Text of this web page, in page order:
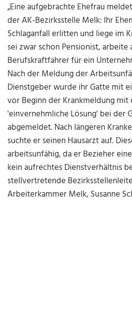
„Eine aufgebrachte Ehefrau
der AK-Bezirksstelle Melk: Ihr
Schlaganfall erlitten und liege im
sei zwar schon Pensionist, arbeite
Berufskraftfahrer für ein
Nach der Meldung der
Dienstgeber wurde ihr Gatte mit
vor Beginn der Krankmeldung
'einvernehmliche Lösung' bei der
abgemeldet. Nach längeren
suchte er seinen Hausarzt auf.
arbeitsunfähig, da er Bezieher
kein aufrechtes Dienstverhältnis
stellvertretende
Arbeiterkammer Melk, Susanne